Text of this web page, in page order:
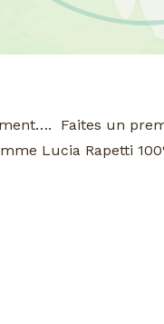
Faites un
Lucia Rapetti